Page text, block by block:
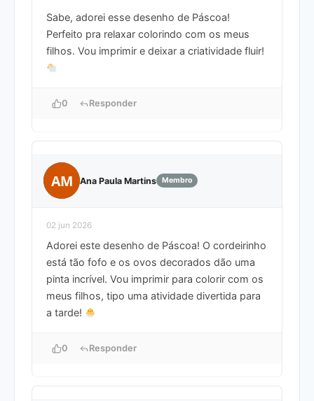
Sabe, adorei esse desenho de Páscoa!
Perfeito pra relaxar colorindo com os meus
filhos. Vou imprimir e deixar a criatividade fluir!
0 Responder
AM Ana Paula Martins Membro
02 jun 2026
Adorei este desenho de Páscoa! O cordeirinho
está tão fofo e os ovos decorados dão uma
pinta incrível. Vou imprimir para colorir com os
meus filhos, tipo uma atividade divertida para
a tarde!
0 Responder